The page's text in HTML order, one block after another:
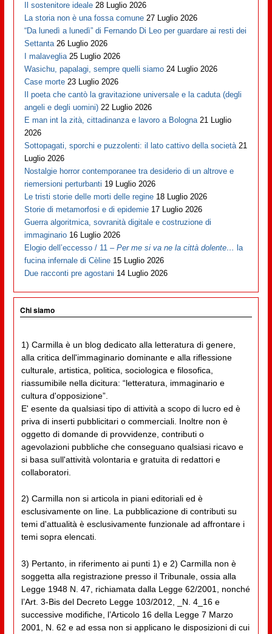
Il sostenitore ideale 28 Luglio 2026
La storia non è una fossa comune 27 Luglio 2026
“Da lunedì a lunedì” di Fernando Di Leo per guardare ai resti dei
Settanta 26 Luglio 2026
I malaveglia 25 Luglio 2026
Wasichu, papalagi, sempre quelli siamo 24 Luglio 2026
Case morte 23 Luglio 2026
Il poeta che cantò la gravitazione universale e la caduta (degli
angeli e degli uomini) 22 Luglio 2026
E man int la zità, cittadinanza e lavoro a Bologna 21 Luglio
2026
Sottopagati, sporchi e puzzolenti: il lato cattivo della società 21
Luglio 2026
Nostalgie horror contemporanee tra desiderio di un altrove e
riemersioni perturbanti 19 Luglio 2026
Le tristi storie delle morti delle regine 18 Luglio 2026
Storie di metamorfosi e di epidemie 17 Luglio 2026
Guerra algoritmica, sovranità digitale e costruzione di
immaginario 16 Luglio 2026
Elogio dell’eccesso / 11 –Per me si va ne la città dolente… la
fucina infernale di Cèline 15 Luglio 2026
Due racconti pre agostani 14 Luglio 2026
Chi siamo
1) Carmilla è un blog dedicato alla letteratura di genere,
alla critica dell'immaginario dominante e alla riflessione
culturale, artistica, politica, sociologica e filosofica,
riassumibile nella dicitura: “letteratura, immaginario e
cultura d'opposizione”.
E' esente da qualsiasi tipo di attività a scopo di lucro ed è
priva di inserti pubblicitari o commerciali. Inoltre non è
oggetto di domande di provvidenze, contributi o
agevolazioni pubbliche che conseguano qualsiasi ricavo e
si basa sull'attività volontaria e gratuita di redattori e
collaboratori.
2) Carmilla non si articola in piani editoriali ed è
esclusivamente on line. La pubblicazione di contributi su
temi d'attualità è esclusivamente funzionale ad affrontare i
temi sopra elencati.
3) Pertanto, in riferimento ai punti 1) e 2) Carmilla non è
soggetta alla registrazione presso il Tribunale, ossia alla
Legge 1948 N. 47, richiamata dalla Legge 62/2001, nonché
l’Art. 3-Bis del Decreto Legge 103/2012, _N. 4_16 e
successive modifiche, l’Articolo 16 della Legge 7 Marzo
2001, N. 62 e ad essa non si applicano le disposizioni di cui